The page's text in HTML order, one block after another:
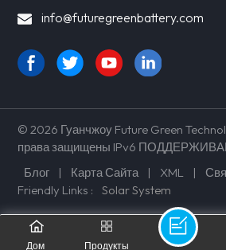
info@futuregreenbattery.com
© 2026 Гуанчжоу Future Green
права защищены IPv6
Блог
| Карта Сайта | XML |
Friendly Links :
Solar System
Дом Продукты